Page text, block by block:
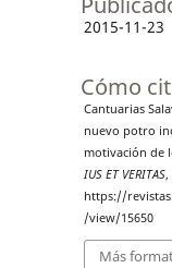
2015-11-23
Cómo
Cantuarias
nuevo potro
motivación de
IUS ET VERITAS,
https://
/view/15650
Más